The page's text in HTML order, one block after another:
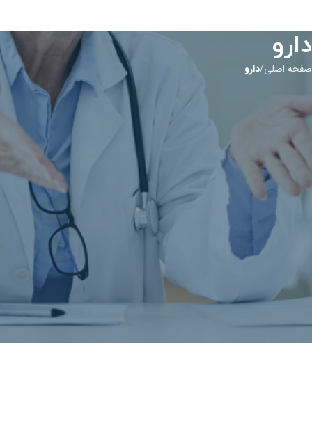
دارو
صفحه اصلی دارو
اطلاعات جامع داروها و بیماری‌ها
در این بخش می‌توانید اطلاعات کامل و به‌روز درباره داروها، کاربردها، عوارض
جانبی و نحوه مصرف آن‌ها را پیدا کنید. همچنین، مطالب علمی و معتبر درباره
بیماری‌های مختلف، علائم، روش‌های درمان و پیشگیری در دسترس شما قرار دارد.
هدف ما ارائه اطلاعات دقیق و کاربردی است تا شما بتوانید بهترین تصمیمات را
برای سلامتی خود بگیرید.
اطلاعاتی برای این دارو موجود نیست.